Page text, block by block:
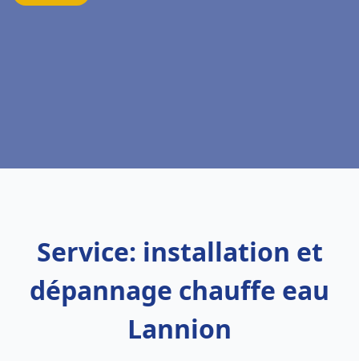
Service: installation et
dépannage chauffe eau
Lannion